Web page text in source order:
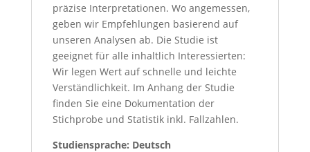
präzise Interpretationen. Wo angemessen,
geben wir Empfehlungen basierend auf
unseren Analysen ab. Die Studie ist
geeignet für alle inhaltlich Interessierten:
Wir legen Wert auf schnelle und leichte
Verständlichkeit. Im Anhang der Studie
finden Sie eine Dokumentation der
Stichprobe und Statistik inkl. Fallzahlen.
Studiensprache: Deutsch